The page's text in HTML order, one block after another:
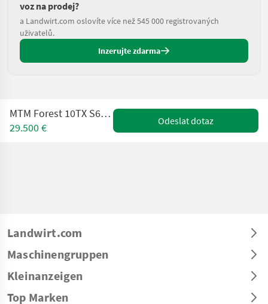
voz na prodej?
a Landwirt.com oslovíte více než 545 000 registrovaných
uživatelů.
Inzerujte zdarma
MTM Forest 10TX S60 mit MTM 7100 Kran
29.500 €
Odeslat dotaz
Landwirt.com
Maschinengruppen
Kleinanzeigen
Top Marken